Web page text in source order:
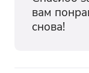
вам
снова!